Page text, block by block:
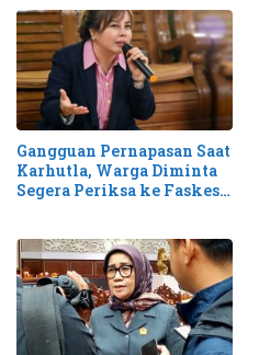
Gangguan Pernapasan Saat
Karhutla, Warga Diminta
Segera Periksa ke Faskes